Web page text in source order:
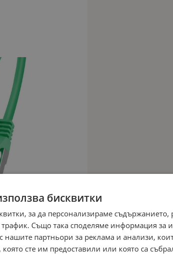
бисквитки
за да персонализираме съдържанието,
Също така споделяме информация за
нашите партньори за реклама и анализи,
сте им предоставили или която са